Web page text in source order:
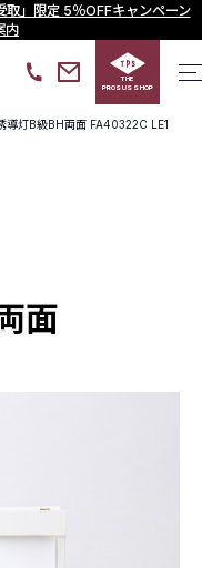
取」限定 5％OFFキャンペーン
内
THE
PROSUS SHOP
導灯B級BH両面 FA40322C LE1
面